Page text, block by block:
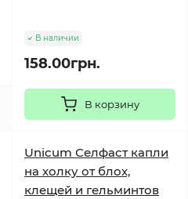
В наличии
158.00грн.
В корзину
Unicum Селфаст капли
на холку от блох,
клещей и гельминтов